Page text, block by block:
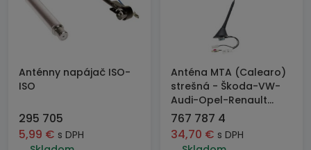
Anténny napájač ISO-
ISO
295 705
5,99 € s DPH
Anténa MTA (Calearo)
strešná - Škoda-VW-
Audi-Opel-Renault...
767 787 4
34,70 € s DPH